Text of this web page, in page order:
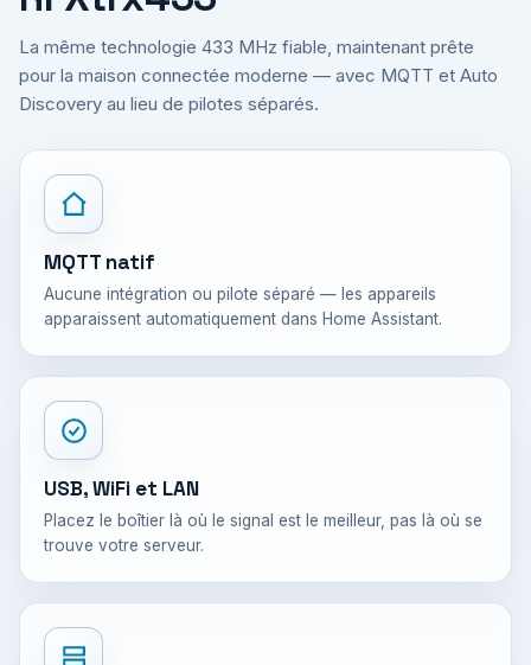
La même technologie 433 MHz fiable, maintenant prête
pour la maison connectée moderne — avec MQTT et Auto
Discovery au lieu de pilotes séparés.
MQTT natif
Aucune intégration ou pilote séparé — les appareils
apparaissent automatiquement dans Home Assistant.
USB, WiFi et LAN
Placez le boîtier là où le signal est le meilleur, pas là où se
trouve votre serveur.